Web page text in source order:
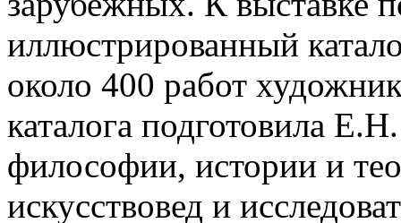
иллюстрированный
около 400 работ
каталога подготовила
философии, истории и
искусствовед и